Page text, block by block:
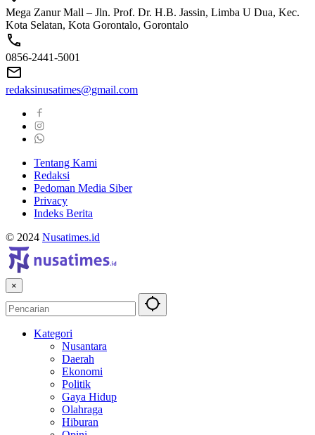
Mega Zanur Mall – Jln. Prof. Dr. H.B. Jassin, Limba U Dua, Kec.
Kota Selatan, Kota Gorontalo, Gorontalo
0856-2441-5001
redaksinusatimes@gmail.com
Tentang Kami
Redaksi
Pedoman Media Siber
Privacy
Indeks Berita
© 2024 Nusatimes.id
×
Kategori
Nusantara
Daerah
Ekonomi
Politik
Gaya Hidup
Olahraga
Hiburan